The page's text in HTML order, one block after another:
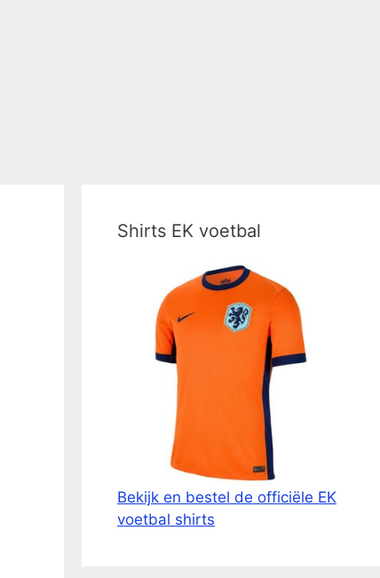
Shirts EK voetbal
Bekijk en bestel de officiële EK
voetbal shirts